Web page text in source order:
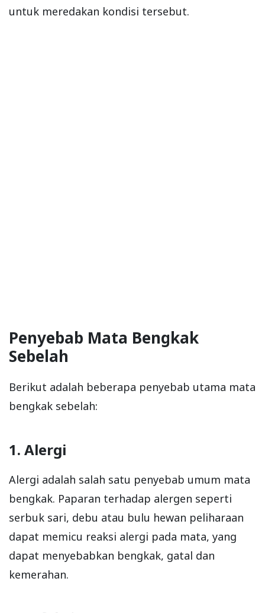
untuk meredakan kondisi tersebut.
Penyebab Mata Bengkak
Sebelah
Berikut adalah beberapa penyebab utama mata
bengkak sebelah:
1. Alergi
Alergi adalah salah satu penyebab umum mata
bengkak. Paparan terhadap alergen seperti
serbuk sari, debu atau bulu hewan peliharaan
dapat memicu reaksi alergi pada mata, yang
dapat menyebabkan bengkak, gatal dan
kemerahan.